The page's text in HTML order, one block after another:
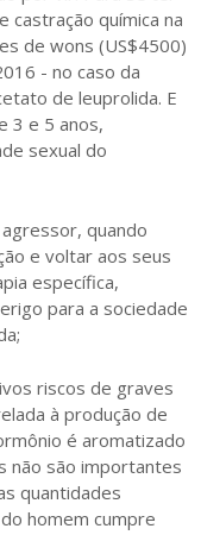
castração química na
de wons (US$4500)
- no caso da
de leuprolida. E
3 e 5 anos,
sexual do
quando
e voltar aos seus
específica,
para a sociedade
riscos de graves
à produção de
é aromatizado
não são importantes
quantidades
homem cumpre